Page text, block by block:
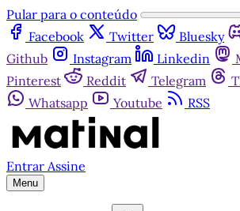
Pular para o conteúdo
Facebook
Twitter Bluesky
Github
Instagram Linkedin
Pinterest
Reddit Telegram
Whatsapp
Youtube RSS
Entrar Assine
Menu